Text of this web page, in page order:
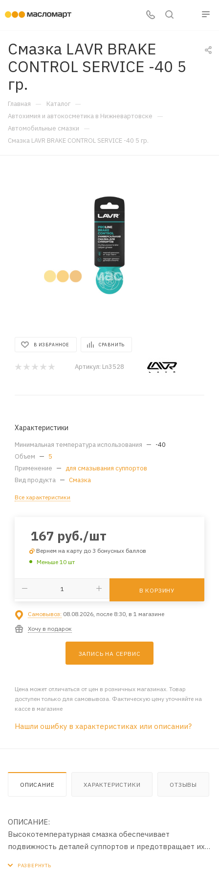
Смазка LAVR BRAKE
CONTROL SERVICE -40 5
гр.
Главная — Каталог —
Автохимия и автокосметика в Нижневартовске —
Автомобильные смазки —
Смазка LAVR BRAKE CONTROL SERVICE -40 5 гр.
В ИЗБРАННОЕ СРАВНИТЬ
Артикул: Ln3528
Характеристики
Минимальная температура использования — -40
Объем — 5
Применение — для смазывания суппортов
Вид продукта — Смазка
Все характеристики
167 руб./шт
Вернем на карту до 3 бонусных баллов
Меньше 10 шт
В КОРЗИНУ
Самовывоз: 08.08.2026, после 8:30, в 1 магазине
Хочу в подарок
ЗАПИСЬ НА СЕРВИС
Цена может отличаться от цен в розничных магазинах. Товар
доступен только для самовывоза. Фактическую цену уточняйте на
кассе в магазине
Нашли ошибку в характеристиках или описании?
ОПИСАНИЕ ХАРАКТЕРИСТИКИ ОТЗЫВЫ
ОПИСАНИЕ:
Высокотемпературная смазка обеспечивает
подвижность деталей суппортов и предотвращает их